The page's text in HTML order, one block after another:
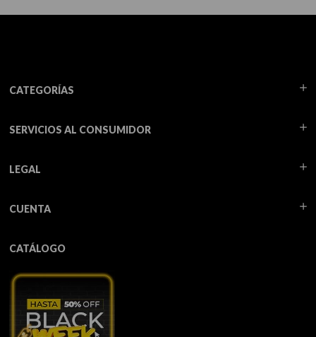
CATEGORÍAS
SERVICIOS AL CONSUMIDOR
LEGAL
CUENTA
CATÁLOGO